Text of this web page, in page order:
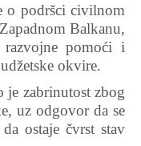
o podršci civilnom
Balkanu,
pomoći i
okvire.
zabrinutost zbog
uz odgovor da se
ostaje čvrst stav